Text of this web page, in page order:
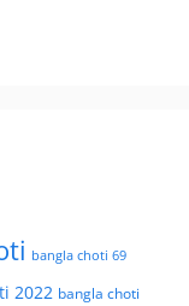
bangla choti 69
2022 bangla choti